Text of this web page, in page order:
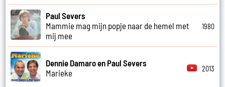
Paul Severs
Mammie mag mijn popje naar de hemel met
mij mee
1980
Dennie Damaro en Paul Severs
Marieke
2013